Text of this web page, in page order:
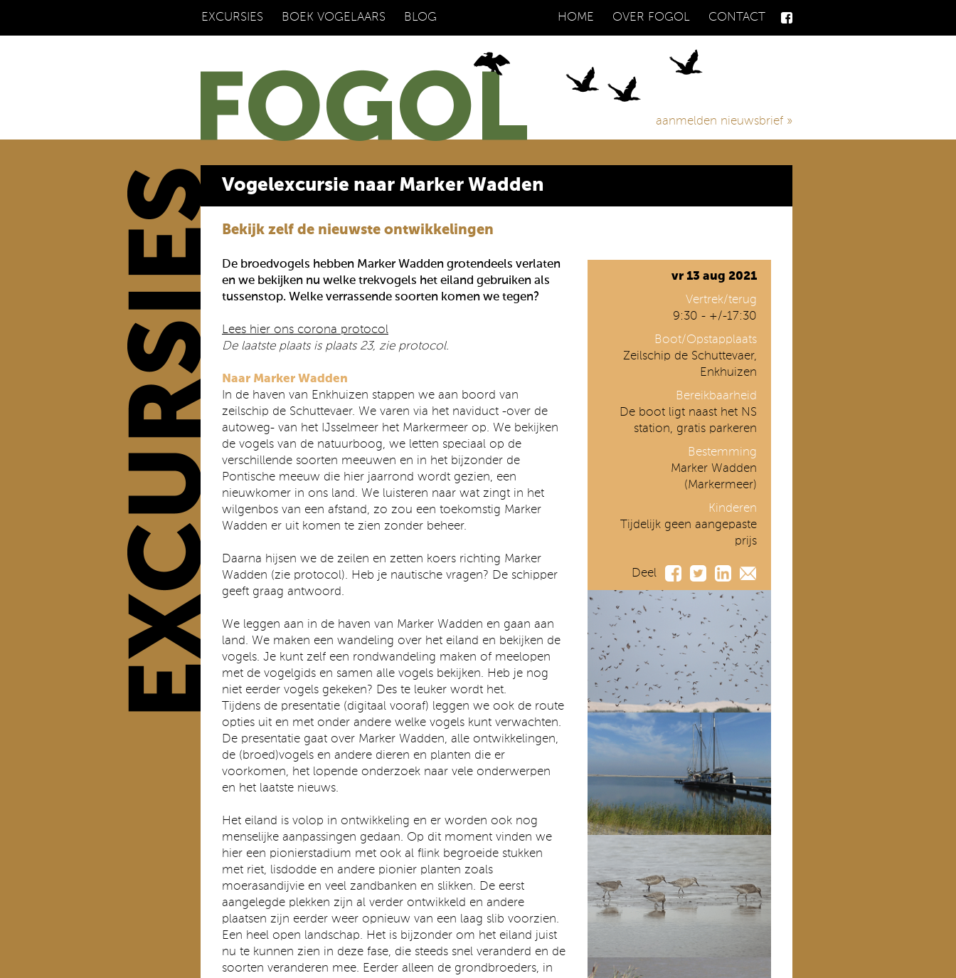
EXCURSIES BOEK VOGELAARS BLOG HOME OVER FOGOL CONTACT
aanmelden nieuwsbrief »
Vogelexcursie naar Marker Wadden
Bekijk zelf de nieuwste ontwikkelingen
De broedvogels hebben Marker Wadden grotendeels verlaten
en we bekijken nu welke trekvogels het eiland gebruiken als
tussenstop. Welke verrassende soorten komen we tegen?
Lees hier ons corona protocol
De laatste plaats is plaats 23, zie protocol.
Naar Marker Wadden
In de haven van Enkhuizen stappen we aan boord van
zeilschip de Schuttevaer. We varen via het naviduct -over de
autoweg- van het IJsselmeer het Markermeer op. We bekijken
de vogels van de natuurboog, we letten speciaal op de
verschillende soorten meeuwen en in het bijzonder de
Pontische meeuw die hier jaarrond wordt gezien, een
nieuwkomer in ons land. We luisteren naar wat zingt in het
wilgenbos van een afstand, zo zou een toekomstig Marker
Wadden er uit komen te zien zonder beheer.
Daarna hijsen we de zeilen en zetten koers richting Marker
Wadden (zie protocol). Heb je nautische vragen? De schipper
geeft graag antwoord.
We leggen aan in de haven van Marker Wadden en gaan aan
land. We maken een wandeling over het eiland en bekijken de
vogels. Je kunt zelf een rondwandeling maken of meelopen
met de vogelgids en samen alle vogels bekijken. Heb je nog
niet eerder vogels gekeken? Des te leuker wordt het.
Tijdens de presentatie (digitaal vooraf) leggen we ook de route
opties uit en met onder andere welke vogels kunt verwachten.
De presentatie gaat over Marker Wadden, alle ontwikkelingen,
de (broed)vogels en andere dieren en planten die er
voorkomen, het lopende onderzoek naar vele onderwerpen
en het laatste nieuws.
Het eiland is volop in ontwikkeling en er worden ook nog
menselijke aanpassingen gedaan. Op dit moment vinden we
hier een pionierstadium met ook al flink begroeide stukken
met riet, lisdodde en andere pionier planten zoals
moerasandijvie en veel zandbanken en slikken. De eerst
aangelegde plekken zijn al verder ontwikkeld en andere
plaatsen zijn eerder weer opnieuw van een laag slib voorzien.
Een heel open landschap. Het is bijzonder om het eiland juist
nu te kunnen zien in deze fase, die steeds snel veranderd en de
soorten veranderen mee. Eerder alleen de grondbroeders, in
vr 13 aug 2021
Vertrek/terug
9:30 - +/-17:30
Boot/Opstapplaats
Zeilschip de Schuttevaer,
Enkhuizen
Bereikbaarheid
De boot ligt naast het NS
station, gratis parkeren
Bestemming
Marker Wadden
(Markermeer)
Kinderen
Tijdelijk geen aangepaste
prijs
Deel